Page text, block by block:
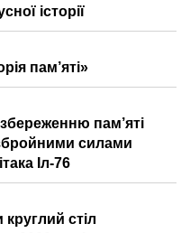
історії
пам’яті»
пам’яті
силами
Іл-76
стіл